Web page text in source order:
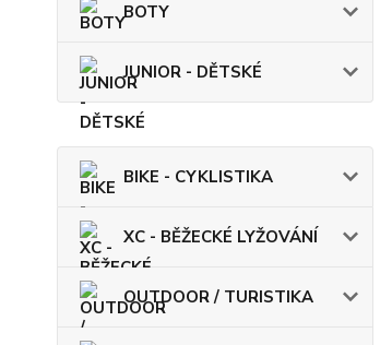
BOTY
JUNIOR - DĚTSKÉ
BIKE - CYKLISTIKA
XC - BĚŽECKÉ LYŽOVÁNÍ
OUTDOOR / TURISTIKA